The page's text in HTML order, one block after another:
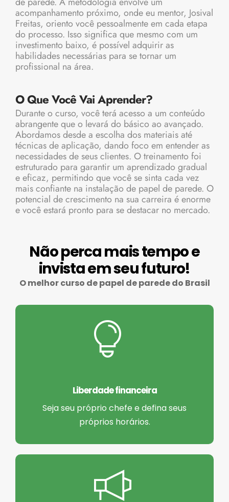
acompanhamento próximo, onde eu mentor, Josival
Freitas, oriento você pessoalmente em cada etapa
do processo. Isso significa que mesmo com um
investimento baixo, é possível adquirir as
habilidades necessárias para se tornar um
profissional na área.
O Que Você Vai Aprender?
Durante o curso, você terá acesso a um conteúdo
abrangente que o levará do básico ao avançado.
Abordamos desde a escolha dos materiais até
técnicas de aplicação, dando foco em entender as
necessidades de seus clientes. O treinamento foi
estruturado para garantir um aprendizado gradual
e eficaz, permitindo que você se sinta cada vez
mais confiante na instalação de papel de parede. O
potencial de crescimento na sua carreira é enorme
e você estará pronto para se destacar no mercado.
Não perca mais tempo e
invista em seu futuro!
O melhor curso de papel de parede do Brasil
Liberdade financeira
Seja seu próprio chefe e defina seus
próprios horários.